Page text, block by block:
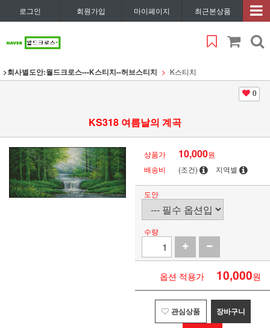
로그인 회원가입 마이페이지 최근본상품
>회사별도안:월드크로스---K스티치--허브스티치 K스티치
0
KS318 여름날의 계곡
상품가 10,000원
배송비
(조건) 지역별
도안
수량
옵션 적용가 10,000원
관심상품 장바구니